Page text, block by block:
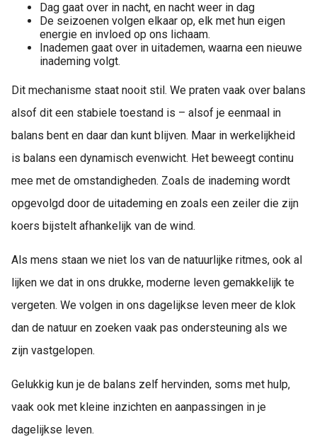
Dag gaat over in nacht, en nacht weer in dag
De seizoenen volgen elkaar op, elk met hun eigen
energie en invloed op ons lichaam.
Inademen gaat over in uitademen, waarna een nieuwe
inademing volgt.
Dit mechanisme staat nooit stil. We praten vaak over balans
alsof dit een stabiele toestand is – alsof je eenmaal in
balans bent en daar dan kunt blijven. Maar in werkelijkheid
is balans een dynamisch evenwicht. Het beweegt continu
mee met de omstandigheden. Zoals de inademing wordt
opgevolgd door de uitademing en zoals een zeiler die zijn
koers bijstelt afhankelijk van de wind.
Als mens staan we niet los van de natuurlijke ritmes, ook al
lijken we dat in ons drukke, moderne leven gemakkelijk te
vergeten. We volgen in ons dagelijkse leven meer de klok
dan de natuur en zoeken vaak pas ondersteuning als we
zijn vastgelopen.
Gelukkig kun je de balans zelf hervinden, soms met hulp,
vaak ook met kleine inzichten en aanpassingen in je
dagelijkse leven.